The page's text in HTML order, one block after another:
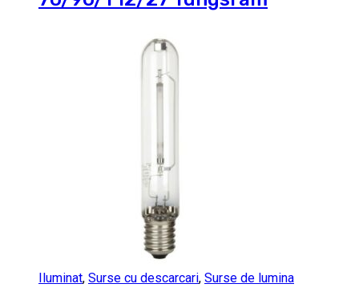
Iluminat, Surse cu descarcari, Surse de lumina